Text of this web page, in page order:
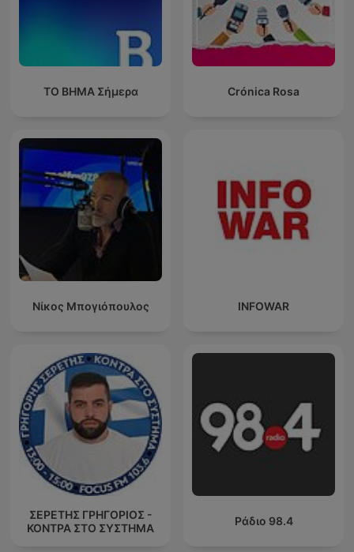
ΤΟ ΒΗΜΑ Σήμερα Crónica Rosa
Νίκος Μπογιόπουλος INFOWAR
ΣΕΡΕΤΗΣ ΓΡΗΓΟΡΙΟΣ -
ΚΟΝΤΡΑ ΣΤΟ ΣΥΣΤΗΜΑ
Ράδιο 98.4